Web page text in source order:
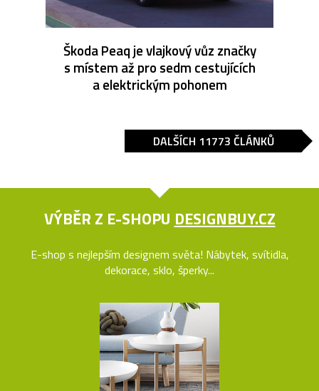
Škoda Peaq je vlajkový vůz značky
s místem až pro sedm cestujících
a elektrickým pohonem
DALŠÍCH 11773 ČLÁNKŮ
VÝBĚR Z E-SHOPU DESIGNBUY.CZ
E-shop s nejlepším designem světa! Nábytek, svítidla,
dekorace, sklo, šperky...